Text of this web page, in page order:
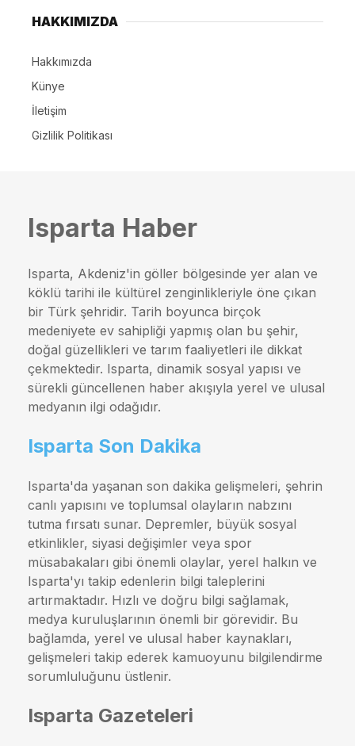
HAKKIMIZDA
Hakkımızda
Künye
İletişim
Gizlilik Politikası
Isparta Haber
Isparta, Akdeniz'in göller bölgesinde yer alan ve
köklü tarihi ile kültürel zenginlikleriyle öne çıkan
bir Türk şehridir. Tarih boyunca birçok
medeniyete ev sahipliği yapmış olan bu şehir,
doğal güzellikleri ve tarım faaliyetleri ile dikkat
çekmektedir. Isparta, dinamik sosyal yapısı ve
sürekli güncellenen haber akışıyla yerel ve ulusal
medyanın ilgi odağıdır.
Isparta Son Dakika
Isparta'da yaşanan son dakika gelişmeleri, şehrin
canlı yapısını ve toplumsal olayların nabzını
tutma fırsatı sunar. Depremler, büyük sosyal
etkinlikler, siyasi değişimler veya spor
müsabakaları gibi önemli olaylar, yerel halkın ve
Isparta'yı takip edenlerin bilgi taleplerini
artırmaktadır. Hızlı ve doğru bilgi sağlamak,
medya kuruluşlarının önemli bir görevidir. Bu
bağlamda, yerel ve ulusal haber kaynakları,
gelişmeleri takip ederek kamuoyunu bilgilendirme
sorumluluğunu üstlenir.
Isparta Gazeteleri